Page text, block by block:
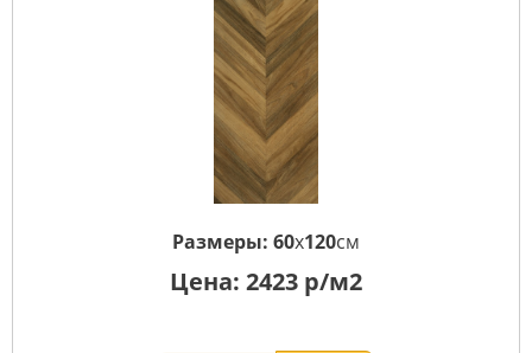
Размеры: 60x120см
Цена: 2423 р/м2